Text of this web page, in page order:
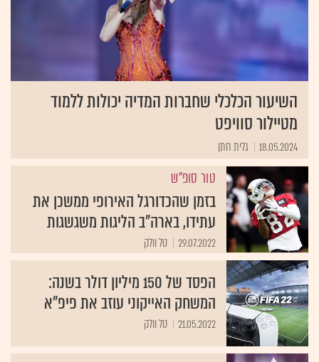
השיעור הכלכלי שחברות המדיה יכולות ללמוד
מטיילור סוויפט
18.05.2024 גלית חתן
טור סופ"ש
בזמן שהכדורגל האירופי ממשכן את
עתידו, בארה"ב הליגות משגשגות
29.07.2022 טל וולק
הפסד של 150 מיליון דולר בשנה:
המשחק האייקוני עוזב את פיפ"א
21.05.2022 טל וולק